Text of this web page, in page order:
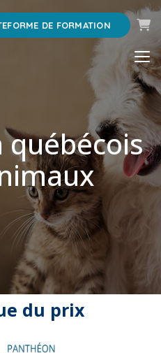
DE FORMATION
québécois
du prix